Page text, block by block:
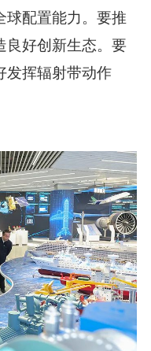
球配置能力。要推
良好创新生态。要
发挥辐射带动作